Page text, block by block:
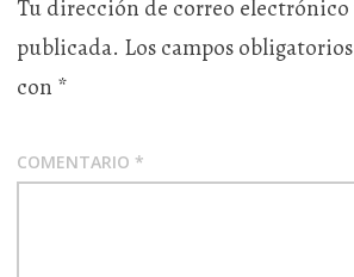
Tu dirección de correo electrónico
publicada. Los campos
con *
COMENTARIO *